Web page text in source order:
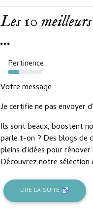
Les 10
...
Pertinence
31%
Votre message
Je certifie ne pas envoyer
Ils sont beaux, boostent
parle t-on ? Des blogs de
pleins d'idées pour
Découvrez notre sélection
LIRE LA SUITE